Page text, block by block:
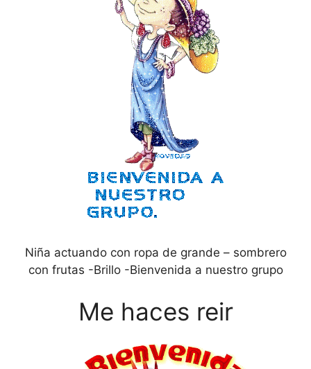
Niña actuando con ropa de grande – sombrero
con frutas -Brillo -Bienvenida a nuestro grupo
Me haces reir